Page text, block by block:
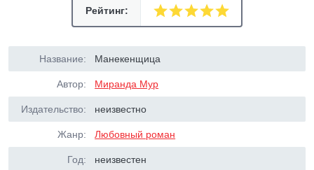
Рейтинг:
Название: Манекенщица
Автор: Миранда Мур
Издательство: неизвестно
Жанр: Любовный роман
Год: неизвестен